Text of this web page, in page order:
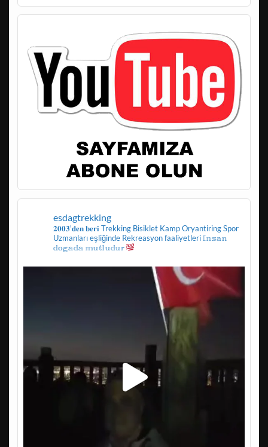
esdagtrekking
𝟐𝟎𝟎𝟑'𝐝𝐞𝐧 𝐛𝐞𝐫𝐢 TrekkingBisikletKampOryantiringSpor
Uzmanları eşliğinde Rekreasyon faaliyetleri𝕀𝕟𝕤𝕒𝕟
𝕕𝕠𝕘𝕒𝕕𝕒 𝕞𝕦𝕥𝕝𝕦𝕕𝕦𝕣